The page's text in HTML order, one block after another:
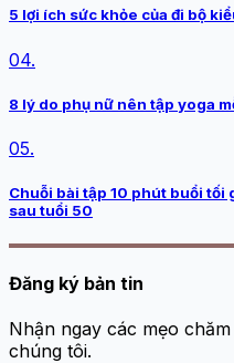
5 lợi ích sức khỏe của đi bộ
04.
8 lý do phụ nữ nên tập yoga
05.
Chuỗi bài tập 10 phút buổi
sau tuổi 50
Đăng ký bản tin
Nhận ngay các mẹo
chúng tôi.